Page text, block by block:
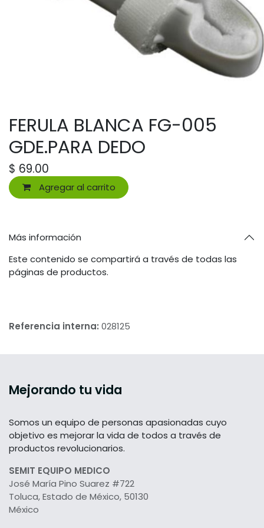
FERULA BLANCA FG-005
GDE.PARA DEDO
$ 69.00
Agregar al carrito
Más información
Este contenido se compartirá a través de todas las
páginas de productos.
Referencia interna: 028125
Mejorando tu vida
Somos un equipo de personas apasionadas cuyo
objetivo es mejorar la vida de todos a través de
productos revolucionarios.
SEMIT EQUIPO MEDICO
José María Pino Suarez #722
Toluca, Estado de México, 50130
México